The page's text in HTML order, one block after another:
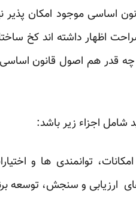
اساسی موجود امکان پذیر
اظهار داشته اند کخ
هم اصول قانون اساسی
شامل اجزاء زیر باشد:
توانمندی ها و
و سنجش، توسعه